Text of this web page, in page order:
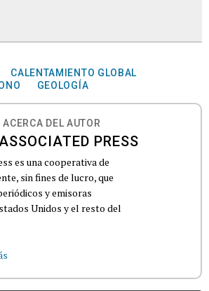
CALENTAMIENTO GLOBAL
GEOLOGÍA
ACERCA DEL AUTOR
PRESS
es una cooperativa de
sin fines de lucro, que
y emisoras
Unidos y el resto del